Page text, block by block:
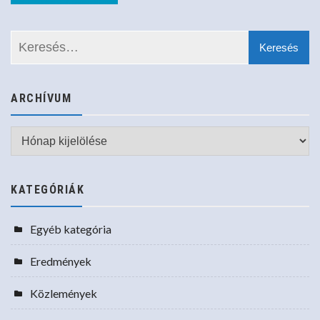
ARCHÍVUM
Archívum
KATEGÓRIÁK
Egyéb kategória
Eredmények
Közlemények